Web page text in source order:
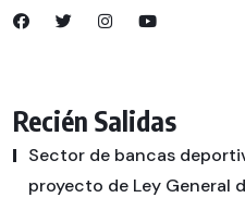
Recién Salidas
Sector de bancas
proyecto de Ley General